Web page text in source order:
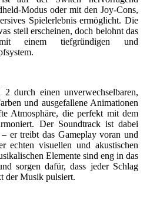
Modus oder mit den Joy-Cons,
Spielerlebnis ermöglicht. Die
steil erscheinen, doch belohnt das
einem tiefgründigen und
durch einen unverwechselbaren,
und ausgefallene Animationen
Atmosphäre, die perfekt mit dem
Der Soundtrack ist dabei
er treibt das Gameplay voran und
echten visuellen und akustischen
Elemente sind eng in das
sorgen dafür, dass jeder Schlag
der Musik pulsiert.